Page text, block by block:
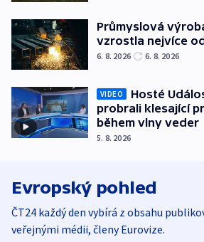
Průmyslová
vzrostla nejvíce
6. 8. 2026 6. 8. 2026
VIDEO
Hosté
probrali klesající
během vlny veder
5. 8. 2026
Evropský pohled
ČT24 každý den vybírá z obsahu
veřejnými médii, členy Eurovize.